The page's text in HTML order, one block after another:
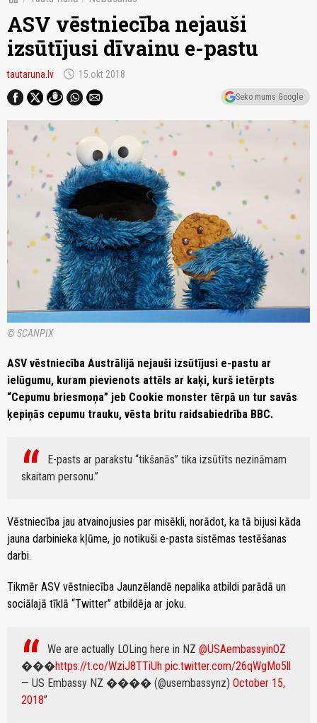
ASV vēstniecība nejauši
izsūtījusi dīvainu e-pastu
tautaruna.lv schedule 15.okt 2018
Seko mums Google
© SCANPIX
ASV vēstniecība Austrālijā nejauši izsūtījusi e-pastu ar
ielūgumu, kuram pievienots attēls ar kaķi, kurš ietērpts
“Cepumu briesmoņa” jeb Cookie monster tērpā un tur savās
ķepiņās cepumu trauku, vēsta britu raidsabiedrība BBC.
E-pasts ar parakstu “tikšanās” tika izsūtīts nezināmam
skaitam personu.
Vēstniecība jau atvainojusies par misēkli, norādot, ka tā bijusi kāda
jauna darbinieka kļūme, jo notikuši e-pasta sistēmas testēšanas
darbi.
Tikmēr ASV vēstniecība Jaunzēlandē nepalika atbildi parādā un
sociālajā tīklā “Twitter” atbildēja ar joku.
We are actually LOLing here in NZ @USAembassyinOZ
���https://t.co/WziJ8TTiUh pic.twitter.com/26qWgMo5ll
— US Embassy NZ ���� (@usembassynz) October 15,
2018